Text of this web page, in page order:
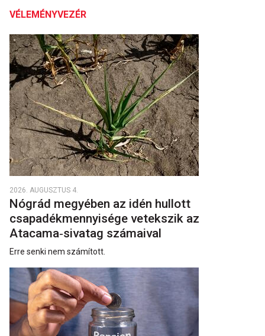
VÉLEMÉNYVEZÉR
2026. AUGUSZTUS 4.
Nógrád megyében az idén hullott
csapadékmennyisége vetekszik az
Atacama‑sivatag számaival
Erre senki nem számított.